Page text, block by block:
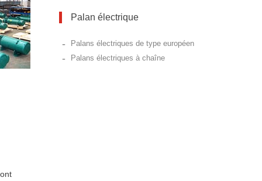
Palan électrique
- Palans électriques de type européen
- Palans électriques à chaîne